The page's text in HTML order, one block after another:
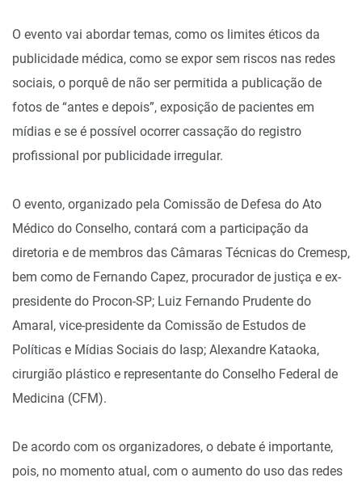
O evento vai abordar temas, como os limites éticos da
publicidade médica, como se expor sem riscos nas redes
sociais, o porquê de não ser permitida a publicação de
fotos de “antes e depois”, exposição de pacientes em
mídias e se é possível ocorrer cassação do registro
profissional por publicidade irregular.
O evento, organizado pela Comissão de Defesa do Ato
Médico do Conselho, contará com a participação da
diretoria e de membros das Câmaras Técnicas do Cremesp,
bem como de Fernando Capez, procurador de justiça e ex-
presidente do Procon-SP; Luiz Fernando Prudente do
Amaral, vice-presidente da Comissão de Estudos de
Políticas e Mídias Sociais do Iasp; Alexandre Kataoka,
cirurgião plástico e representante do Conselho Federal de
Medicina (CFM).
De acordo com os organizadores, o debate é importante,
pois, no momento atual, com o aumento do uso das redes